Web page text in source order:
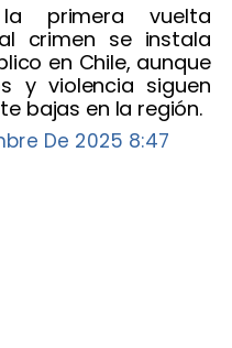
primera vuelta
crimen se instala
en Chile, aunque
y violencia siguen
bajas en la región.
De 2025 8:47